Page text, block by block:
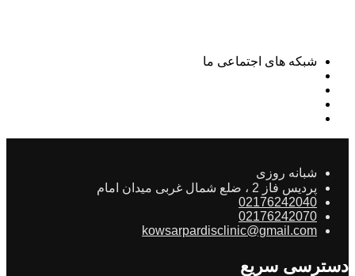
شبکه های اجتماعی ما
شبانه روزی
پردیس فاز 2 ، ضلع شمال غربی میدان امام
02176242040
02176242070
kowsarpardisclinic@gmail.com
دسترسی سریع